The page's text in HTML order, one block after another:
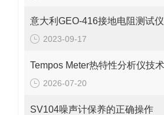
意大利GEO-416接地电阻测试仪
2023-09-17
2026-07-20
SV104噪声计保养的正确操作